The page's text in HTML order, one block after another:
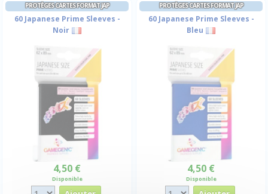
PROTÈGES CARTES FORMAT JAP
60 Japanese Prime Sleeves -
Noir
4,50 €
Disponible
PROTÈGES CARTES FORMAT JAP
60 Japanese Prime Sleeves -
Bleu
4,50 €
Disponible